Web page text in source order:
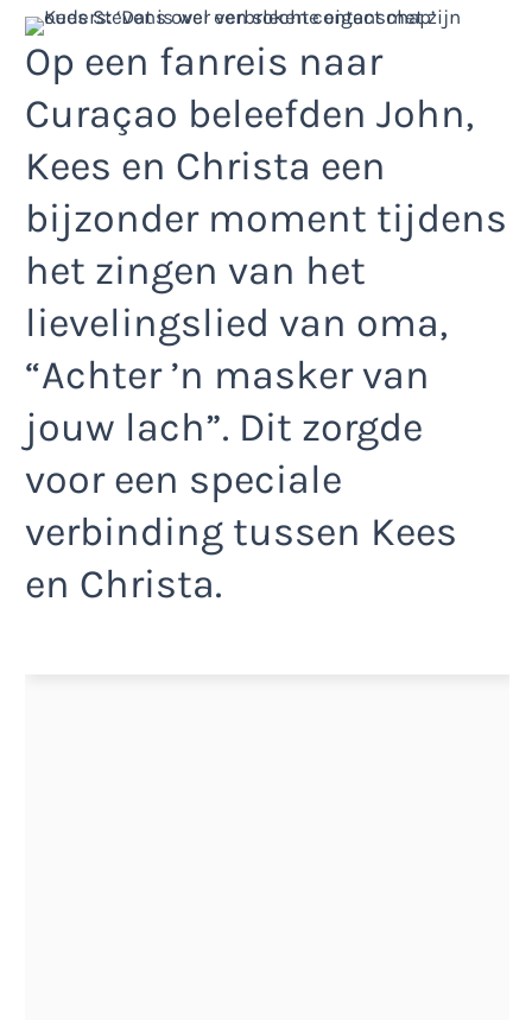
Op een fanreis naar
Curaçao beleefden John,
Kees en Christa een
bijzonder moment tijdens
het zingen van het
lievelingslied van oma,
“Achter ’n masker van
jouw lach”. Dit zorgde
voor een speciale
verbinding tussen Kees
en Christa.